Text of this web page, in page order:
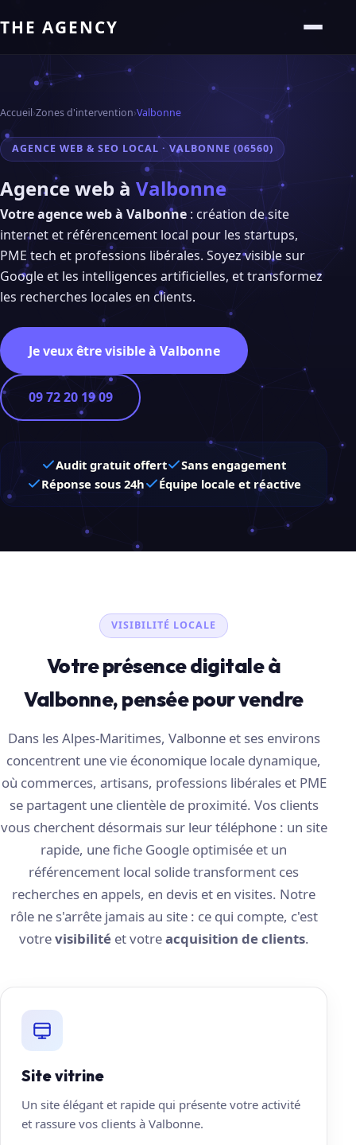
THE AGENCY
Accueil›Zones d'intervention›Valbonne
AGENCE WEB & SEO LOCAL · VALBONNE (06560)
Agence web à Valbonne
Votre agence web à Valbonne : création de site
internet et référencement local pour les startups,
PME tech et professions libérales. Soyez visible sur
Google et les intelligences artificielles, et transformez
les recherches locales en clients.
Je veux être visible à Valbonne
09 72 20 19 09
Audit gratuit offert
Sans engagement
Réponse sous 24h
Équipe locale et réactive
VISIBILITÉ LOCALE
Votre présence digitale à
Valbonne, pensée pour vendre
Dans les Alpes-Maritimes, Valbonne et ses environs
concentrent une vie économique locale dynamique,
où commerces, artisans, professions libérales et PME
se partagent une clientèle de proximité. Vos clients
vous cherchent désormais sur leur téléphone : un site
rapide, une fiche Google optimisée et un
référencement local solide transforment ces
recherches en appels, en devis et en visites. Notre
rôle ne s'arrête jamais au site : ce qui compte, c'est
votrevisibilitéet votreacquisition de clients.
Site vitrine
Un site élégant et rapide qui présente votre activité
et rassure vos clients à Valbonne.